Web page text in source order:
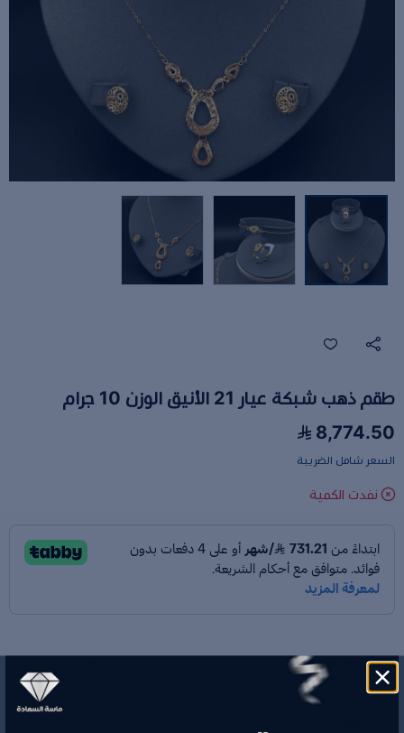
طقم ذهب شبكة عيار 21 الأنيق الوزن 10 جرام
8,774.50
السعر شامل الضريبة
نفدت الكمية
رقم الموديل